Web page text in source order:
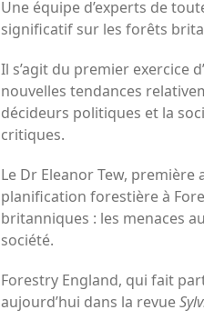
Une équipe d’experts de
significatif sur les forêts
Il s’agit du premier exercice
nouvelles tendances
décideurs politiques et la
critiques.
Le Dr Eleanor Tew,
planification forestière à
britanniques : les menaces
société.
Forestry England, qui fait
aujourd’hui dans la revue